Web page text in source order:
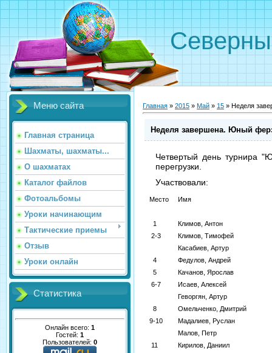
Меню сайта
Главная страница
Шахматы, шахматы...
О шахматах
Каталог файлов
Фотоальбомы
Уроки начинающим
Тактические приемы
Отзыв
Уроки онлайн
Статистика
Онлайн всего: 1
Гостей: 1
Пользователей: 0
Главная » 2015 » Май » 15 » Неделя
Неделя завершена. Юный
Четвертый день турнира
перегрузки.
Участвовали:
Место Имя
1
Климов, Антон
2-3
Климов, Тимофей
Касабиев, Артур
4
Федулов, Андрей
5
Качанов, Ярослав
6-7
Исаев, Алексей
Геворгян, Артур
8
Омельченко, Дмитрий
9-10
Мадалиев, Руслан
Малов, Петр
11
Кирилов, Даниил